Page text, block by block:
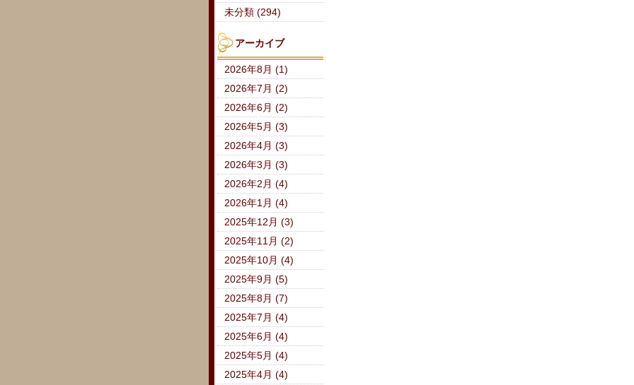
未分類 (294)
アーカイブ
2026年8月 (1)
2026年7月 (2)
2026年6月 (2)
2026年5月 (3)
2026年4月 (3)
2026年3月 (3)
2026年2月 (4)
2026年1月 (4)
2025年12月 (3)
2025年11月 (2)
2025年10月 (4)
2025年9月 (5)
2025年8月 (7)
2025年7月 (4)
2025年6月 (4)
2025年5月 (4)
2025年4月 (4)